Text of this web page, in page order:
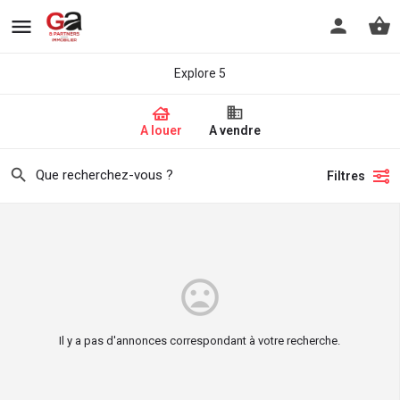
Explore 5
A louer A vendre
Filtres
Il y a pas d'annonces correspondant à votre recherche.